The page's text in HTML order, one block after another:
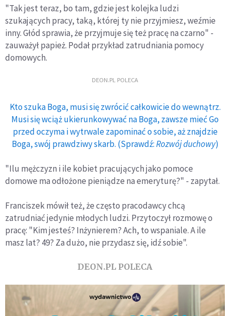
"Tak jest teraz, bo tam, gdzie jest kolejka ludzi
szukających pracy, taką, której ty nie przyjmiesz, weźmie
inny. Głód sprawia, że przyjmuje się też pracę na czarno" -
zauważył papież. Podał przykład zatrudniania pomocy
domowych.
DEON.PL POLECA
Kto szuka Boga, musi się zwrócić całkowicie do wewnątrz.
Musi się wciąż ukierunkowywać na Boga, zawsze mieć Go
przed oczyma i wytrwale zapominać o sobie, aż znajdzie
Boga, swój prawdziwy skarb. (Sprawdź:Rozwój duchowy)
"Ilu mężczyzn i ile kobiet pracujących jako pomoce
domowe ma odłożone pieniądze na emeryturę?" - zapytał.
Franciszek mówił też, że często pracodawcy chcą
zatrudniać jedynie młodych ludzi. Przytoczył rozmowę o
pracę: "Kim jesteś? Inżynierem? Ach, to wspaniale. A ile
masz lat? 49? Za dużo, nie przydasz się, idź sobie".
DEON.PL POLECA